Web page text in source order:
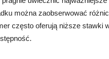
można zaobserwować
często oferują niższe stawki